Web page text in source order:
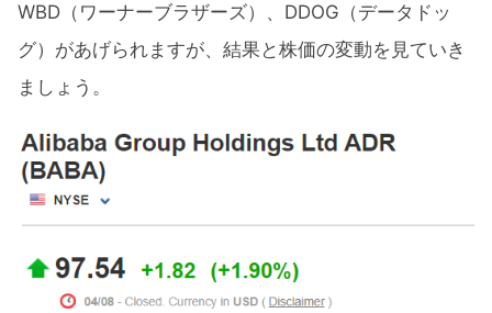
WBD（ワーナーブラザーズ）、DDOG（データドッ
グ）があげられますが、結果と株価の変動を見ていき
ましょう。